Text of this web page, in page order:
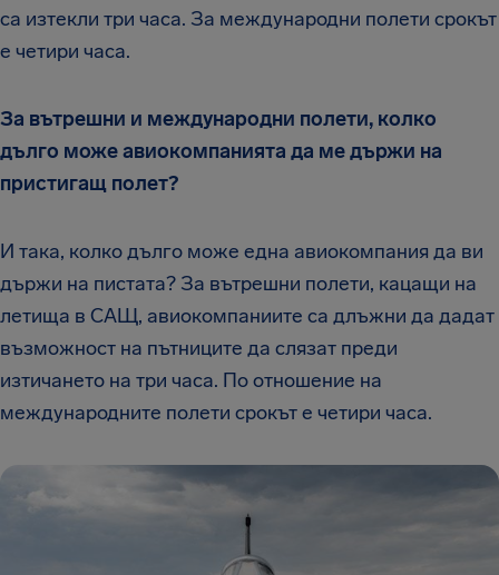
са изтекли три часа. За международни полети срокът
е четири часа.
За вътрешни и международни полети, колко
дълго може авиокомпанията да ме държи на
пристигащ полет?
И така, колко дълго може една авиокомпания да ви
държи на пистата? За вътрешни полети, кацащи на
летища в САЩ, авиокомпаниите са длъжни да дадат
възможност на пътниците да слязат преди
изтичането на три часа. По отношение на
международните полети срокът е четири часа.